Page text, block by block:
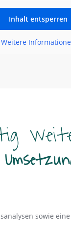
Inhalt entsperren
Weitere
sowie